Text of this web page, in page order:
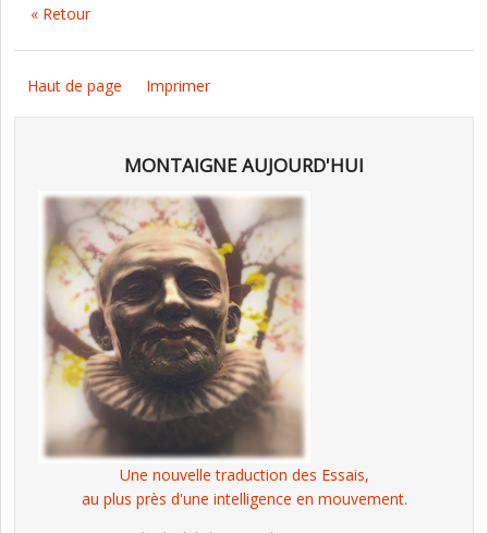
« Retour
Haut de page Imprimer
MONTAIGNE AUJOURD'HUI
Une nouvelle traduction des Essais,
au plus près d'une intelligence en mouvement.